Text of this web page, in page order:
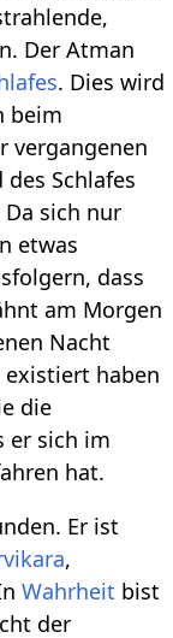
Der Atman
. Dies wird
beim
vergangenen
Schlafes
sich nur
etwas
dass
am Morgen
Nacht
existiert haben
die
er sich im
hat.
Er ist
,
Wahrheit bist
der